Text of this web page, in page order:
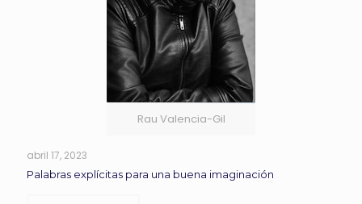
Rau Valencia-Gil
abril 17, 2023
Palabras explícitas para una buena imaginación